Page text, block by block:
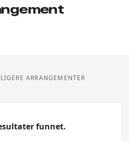
ARRANGEMENTER
funnet.